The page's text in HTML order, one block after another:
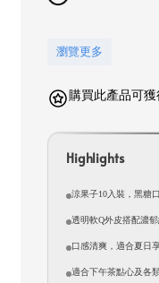
瀏覽更多
購買此產品可
Highlights
涼果子10入裝，黑糖口
透明軟Q外皮搭配濃郁
口感清爽，適合夏日享
適合下午茶點心及各類